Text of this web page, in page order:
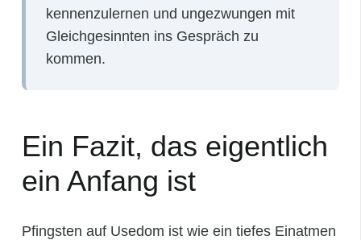
kennenzulernen und ungezwungen mit
Gleichgesinnten ins Gespräch zu
kommen.
Ein Fazit, das eigentlich
ein Anfang ist
Pfingsten auf Usedom ist wie ein tiefes Einatmen